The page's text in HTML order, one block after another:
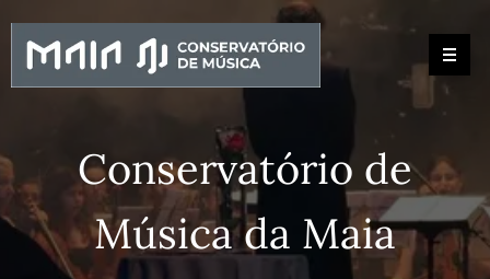
Conservatório de
Música da Maia